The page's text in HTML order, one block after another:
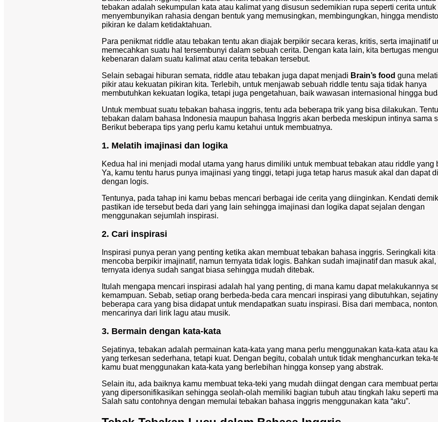
tebakan adalah sekumpulan kata atau kalimat yang disusun sedemikian rupa seperti cerita untuk
menyembunyikan rahasia dengan bentuk yang memusingkan, membingungkan, hingga
pikiran ke dalam ketidaktahuan.
Para penikmat riddle atau tebakan tentu akan diajak berpikir secara keras, kritis, serta imajinatif
memecahkan suatu hal tersembunyi dalam sebuah cerita. Dengan kata lain, kita bertugas
kebenaran dalam suatu kalimat atau cerita tebakan tersebut.
Selain sebagai hiburan semata, riddle atau tebakan juga dapat menjadi Brain’s food guna
pikir atau kekuatan pikiran kita. Terlebih, untuk menjawab sebuah riddle tentu saja tidak hanya
membutuhkan kekuatan logika, tetapi juga pengetahuan, baik wawasan internasional hingga
Untuk membuat suatu tebakan bahasa inggris, tentu ada beberapa trik yang bisa dilakukan.
tebakan dalam bahasa Indonesia maupun bahasa Inggris akan berbeda meskipun intinya sama
Berikut beberapa tips yang perlu kamu ketahui untuk membuatnya.
1. Melatih imajinasi dan logika
Kedua hal ini menjadi modal utama yang harus dimiliki untuk membuat tebakan atau riddle yang
Ya, kamu tentu harus punya imajinasi yang tinggi, tetapi juga tetap harus masuk akal dan dapat
dengan logis.
Tentunya, pada tahap ini kamu bebas mencari berbagai ide cerita yang diinginkan. Kendati
pastikan ide tersebut beda dari yang lain sehingga imajinasi dan logika dapat sejalan dengan
menggunakan sejumlah inspirasi.
2. Cari inspirasi
Inspirasi punya peran yang penting ketika akan membuattebakan bahasa inggris. Seringkali kita
mencoba berpikir imajinatif, namun ternyata tidak logis. Bahkan sudah imajinatif dan masuk akal,
ternyata idenya sudah sangat biasa sehingga mudah ditebak.
Itulah mengapa mencari inspirasi adalah hal yang penting, di mana kamu dapat melakukannya
kemampuan. Sebab, setiap orang berbeda-beda cara mencari inspirasi yang dibutuhkan,
beberapa cara yang bisa didapat untuk mendapatkan suatu inspirasi. Bisa dari membaca,
mencarinya dari lirik lagu atau musik.
3. Bermain dengan kata-kata
Sejatinya, tebakan adalah permainan kata-kata yang mana perlu menggunakan kata-kata atau
yang terkesan sederhana, tetapi kuat. Dengan begitu, cobalah untuk tidak menghancurkan teka-
kamu buat menggunakan kata-kata yang berlebihan hingga konsep yang abstrak.
Selain itu, ada baiknya kamu membuat teka-teki yang mudah diingat dengan cara membuat
yang dipersonifikasikan sehingga seolah-olah memiliki bagian tubuh atau tingkah laku seperti
Salah satu contohnya dengan memulai tebakan bahasa inggris menggunakan kata “aku”.